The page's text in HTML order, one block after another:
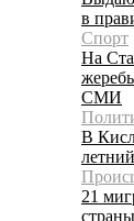
в
Спорт
На
СМИ
В
21